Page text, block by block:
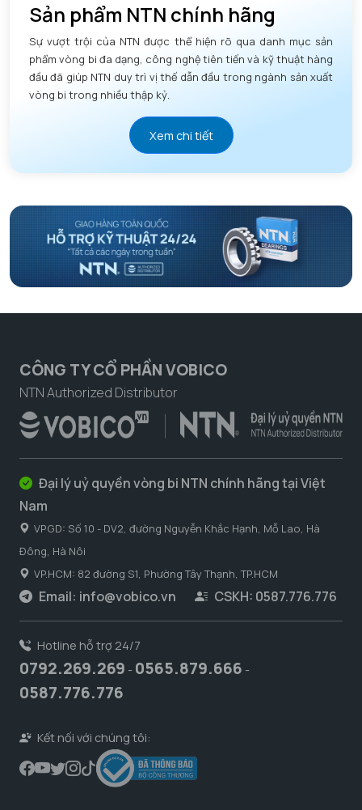
Sản phẩm NTN chính hãng
Sự vượt trội của NTN được thể hiện rõ qua danh mục sản
phẩm vòng bi đa dạng, công nghệ tiên tiến và kỹ thuật hàng
đầu đã giúp NTN duy trì vị thế dẫn đầu trong ngành sản xuất
vòng bi trong nhiều thập kỷ.
Xem chi tiết
CÔNG TY CỔ PHẦN VOBICO
NTN Authorized Distributor
Đại lý uỷ quyền vòng bi NTN chính hãng tại Việt
Nam
VPGD: Số 10 - DV2, đường Nguyễn Khắc Hạnh, Mỗ Lao, Hà
Đông, Hà Nôi
VP.HCM: 82 đường S1, Phường Tây Thạnh, TP.HCM
Email: info@vobico.vn CSKH: 0587.776.776
Hotline hỗ trợ 24/7
0792.269.269 - 0565.879.666 -
0587.776.776
Kết nối với chúng tôi: